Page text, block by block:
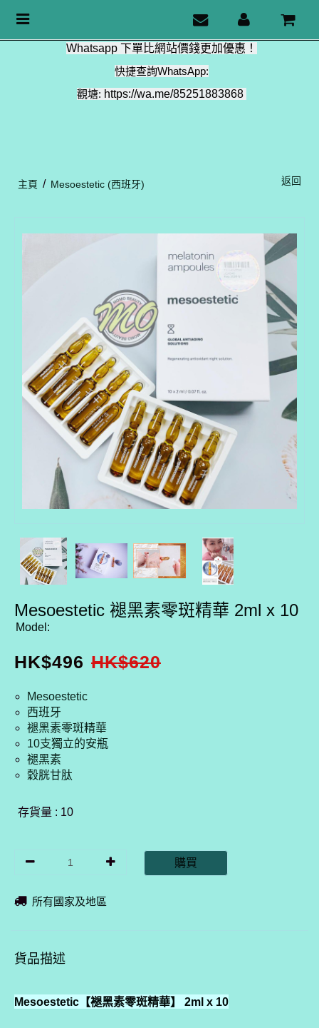
Whatsapp 下單比網站價錢更加優惠！
快捷查詢WhatsApp:
觀塘: https://wa.me/85251883868
Toggle
主頁 / Mesoestetic (西班牙) 返回
Mesoestetic 褪黑素零斑精華 2ml x 10
Model:
HK$496 HK$620
Mesoestetic
西班牙
褪黑素零斑精華
10支獨立的安瓶
褪黑素
穀胱甘肽
存貨量 : 10
購買
所有國家及地區
貨品描述
Mesoestetic【褪黑素零斑精華】 2ml x 10